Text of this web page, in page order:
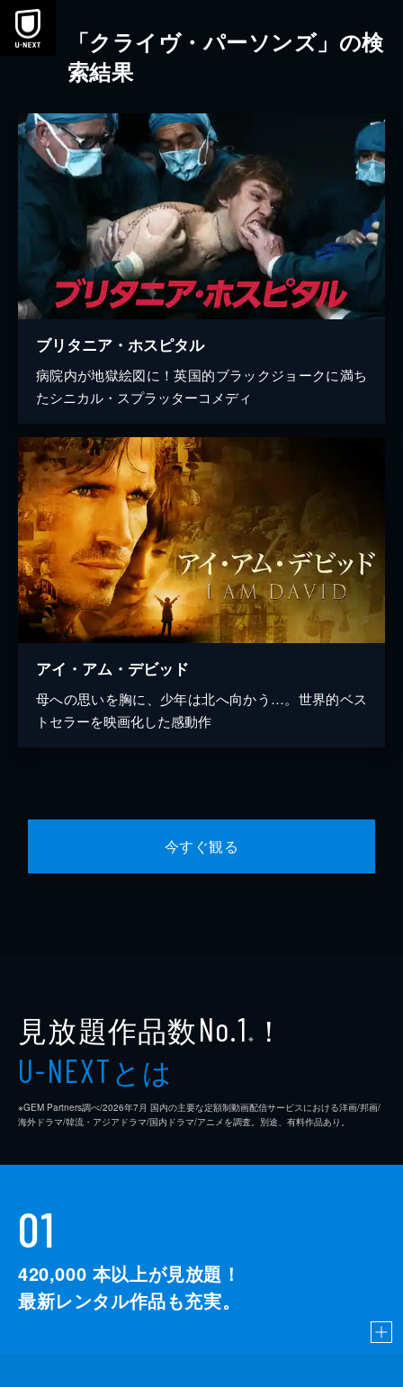
本文へスキップ
「クライヴ・パーソンズ」の検
索結果
ブリタニア・ホスピタル
病院内が地獄絵図に！英国的ブラックジョークに満ち
たシニカル・スプラッターコメディ
アイ・アム・デビッド
母への思いを胸に、少年は北へ向かう…。世界的ベス
トセラーを映画化した感動作
今すぐ観る
見放題作品数No.1 ※ ！
U-NEXTとは
※GEM Partners調べ/2026年7⽉ 国内の主要な定額制動画配信サービスにおける洋画/邦画/
海外ドラマ/韓流・アジアドラマ/国内ドラマ/アニメを調査。別途、有料作品あり。
01
420,000 本以上が見放題！
最新レンタル作品も充実。